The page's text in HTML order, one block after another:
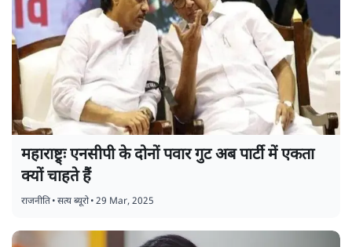
महाराष्ट्र्ः एनसीपी के दोनों पवार गुट अब पार्टी में एकता
क्यों चाहते हैं
राजनीति•सत्य ब्यूरो•29 Mar, 2025